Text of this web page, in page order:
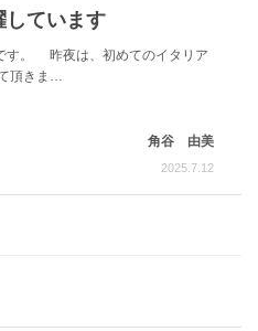
しています
す。 昨夜は、初めてのイタリア
頂きま…
角谷 由美
2025.7.12